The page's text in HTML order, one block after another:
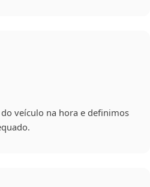
veículo na hora e definimos